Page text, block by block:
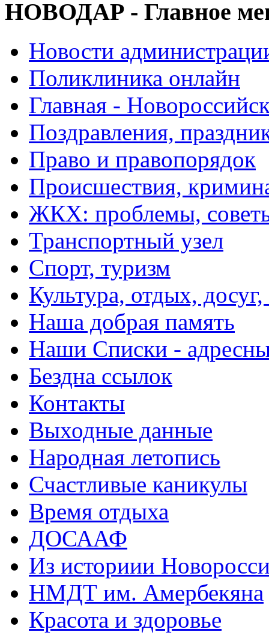
НОВОДАР - Главное
Новости
Поликлиника онлайн
Главная -
Поздравления,
Право и правопорядок
Происшествия,
ЖКХ: проблемы,
Транспортный узел
Спорт, туризм
Культура, отдых,
Наша добрая память
Наши Списки -
Бездна ссылок
Контакты
Выходные данные
Народная летопись
Счастливые каникулы
Время отдыха
ДОСААФ
Из историии
НМДТ им. Амербекяна
Красота и здоровье